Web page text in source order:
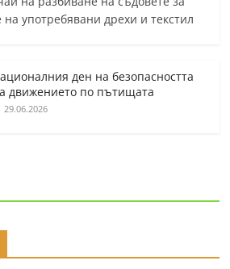
употребявани дрехи и текстил
ден на безопасността
движението по пътищата
29.06.2026